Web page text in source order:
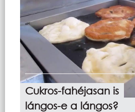
Cukros-fahéjasan is
lángos-e a lángos?